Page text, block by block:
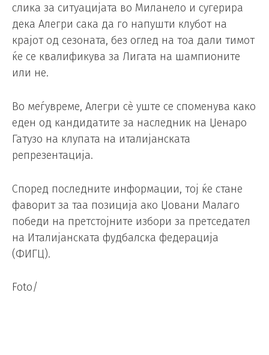
слика за ситуацијата во Миланело и сугерира
дека Алегри сака да го напушти клубот на
крајот од сезоната, без оглед на тоа дали тимот
ќе се квалификува за Лигата на шампионите
или не.
Во меѓувреме, Алегри сè уште се споменува како
еден од кандидатите за наследник на Џенаро
Гатузо на клупата на италијанската
репрезентација.
Според последните информации, тој ќе стане
фаворит за таа позиција ако Џовани Малаго
победи на претстојните избори за претседател
на Италијанската фудбалска федерација
(ФИГЦ).
Foto/